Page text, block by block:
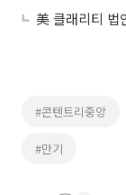
#콘텐트리중앙
#만기